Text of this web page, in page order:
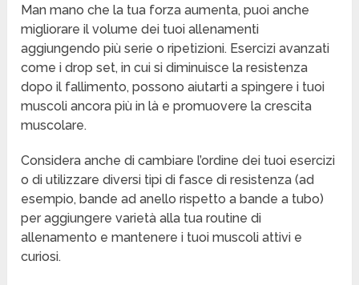
Man mano che la tua forza aumenta, puoi anche
migliorare il volume dei tuoi allenamenti
aggiungendo più serie o ripetizioni. Esercizi avanzati
come i drop set, in cui si diminuisce la resistenza
dopo il fallimento, possono aiutarti a spingere i tuoi
muscoli ancora più in là e promuovere la crescita
muscolare.
Considera anche di cambiare l’ordine dei tuoi esercizi
o di utilizzare diversi tipi di fasce di resistenza (ad
esempio, bande ad anello rispetto a bande a tubo)
per aggiungere varietà alla tua routine di
allenamento e mantenere i tuoi muscoli attivi e
curiosi.